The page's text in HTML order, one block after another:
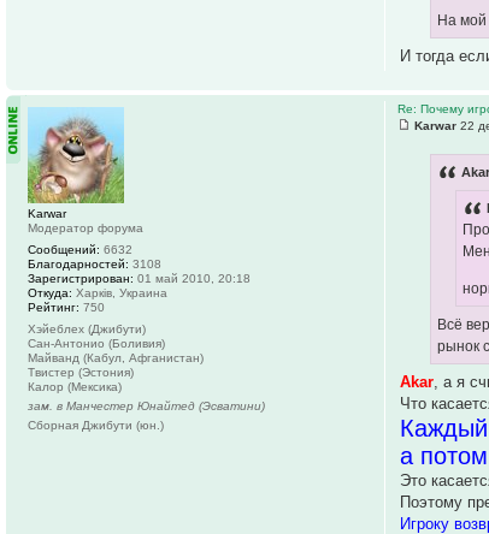
На мой
И тогда
Re: Почему
Karwar 22
Всё
рынок
Akar, а я
Что
Каждый
а потом
Это
Поэтому
Игроку
Karwar
Модератор форума
Сообщений: 6632
Благодарностей: 3108
Зарегистрирован: 01 май 2010, 20:18
Откуда: Харків, Украина
Рейтинг: 750
Хэйеблех (Джибути)
Сан-Антонио (Боливия)
Майванд (Кабул, Афганистан)
Твистер (Эстония)
Калор (Мексика)
зам. в Манчестер Юнайтед (Эсватини)
Сборная Джибути (юн.)